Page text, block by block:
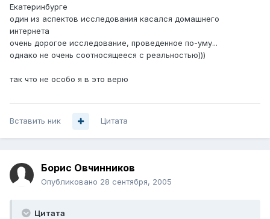
Екатеринбурге
один из аспектов исследования касался домашнего
интернета
очень дорогое исследование, проведенное по-уму...
однако не очень соотносящееся с реальностью)))
так что не особо я в это верю
Вставить ник Цитата
Борис Овчинников
Опубликовано 28 сентября, 2005
Цитата